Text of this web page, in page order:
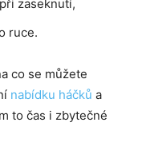
zaseknutí,
ruce.
co se můžete
nabídku háčků a
to čas i zbytečné